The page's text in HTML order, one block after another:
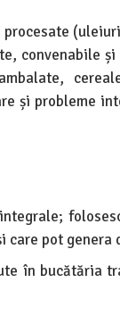
convenabile
și probleme
pot genera
în bucătăria